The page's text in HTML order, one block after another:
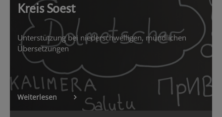
Kreis Soest
Unterstützung bei niederschwelligen, mündlichen
Übersetzungen
Weiterlesen